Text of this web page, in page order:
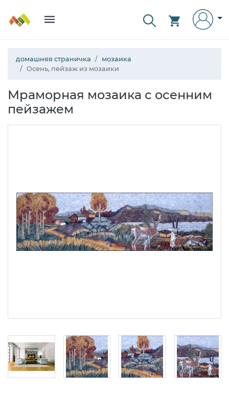
домашняя страничка
мозаика
Осень, пейзаж из мозаики
Мраморная мозаика с осенним
пейзажем